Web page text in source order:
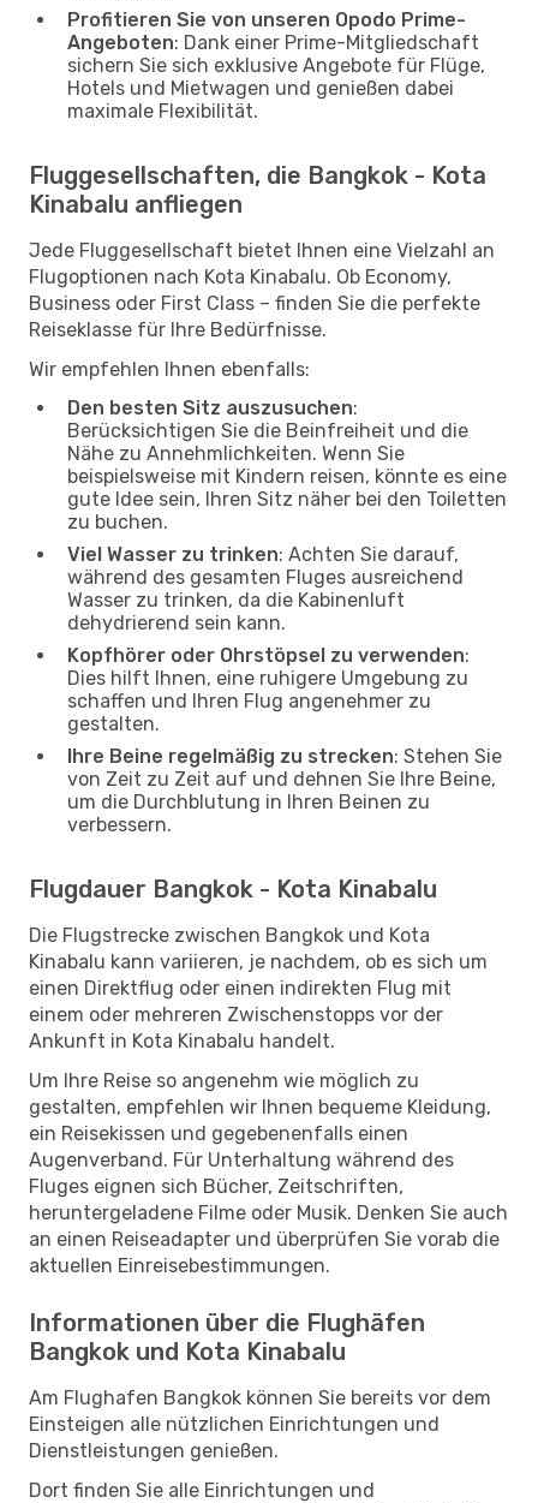
Profitieren Sie von unseren Opodo Prime-
Angeboten: Dank einer Prime-Mitgliedschaft
sichern Sie sich exklusive Angebote für Flüge,
Hotels und Mietwagen und genießen dabei
maximale Flexibilität.
Fluggesellschaften, die Bangkok - Kota
Kinabalu anfliegen
Jede Fluggesellschaft bietet Ihnen eine Vielzahl an
Flugoptionen nach Kota Kinabalu. Ob Economy,
Business oder First Class – finden Sie die perfekte
Reiseklasse für Ihre Bedürfnisse.
Wir empfehlen Ihnen ebenfalls:
Den besten Sitz auszusuchen:
Berücksichtigen Sie die Beinfreiheit und die
Nähe zu Annehmlichkeiten. Wenn Sie
beispielsweise mit Kindern reisen, könnte es eine
gute Idee sein, Ihren Sitz näher bei den Toiletten
zu buchen.
Viel Wasser zu trinken: Achten Sie darauf,
während des gesamten Fluges ausreichend
Wasser zu trinken, da die Kabinenluft
dehydrierend sein kann.
Kopfhörer oder Ohrstöpsel zu verwenden:
Dies hilft Ihnen, eine ruhigere Umgebung zu
schaffen und Ihren Flug angenehmer zu
gestalten.
Ihre Beine regelmäßig zu strecken: Stehen Sie
von Zeit zu Zeit auf und dehnen Sie Ihre Beine,
um die Durchblutung in Ihren Beinen zu
verbessern.
Flugdauer Bangkok - Kota Kinabalu
Die Flugstrecke zwischen Bangkok und Kota
Kinabalu kann variieren, je nachdem, ob es sich um
einen Direktflug oder einen indirekten Flug mit
einem oder mehreren Zwischenstopps vor der
Ankunft in Kota Kinabalu handelt.
Um Ihre Reise so angenehm wie möglich zu
gestalten, empfehlen wir Ihnen bequeme Kleidung,
ein Reisekissen und gegebenenfalls einen
Augenverband. Für Unterhaltung während des
Fluges eignen sich Bücher, Zeitschriften,
heruntergeladene Filme oder Musik. Denken Sie auch
an einen Reiseadapter und überprüfen Sie vorab die
aktuellen Einreisebestimmungen.
Informationen über die Flughäfen
Bangkok und Kota Kinabalu
Am Flughafen Bangkok können Sie bereits vor dem
Einsteigen alle nützlichen Einrichtungen und
Dienstleistungen genießen.
Dort finden Sie alle Einrichtungen und